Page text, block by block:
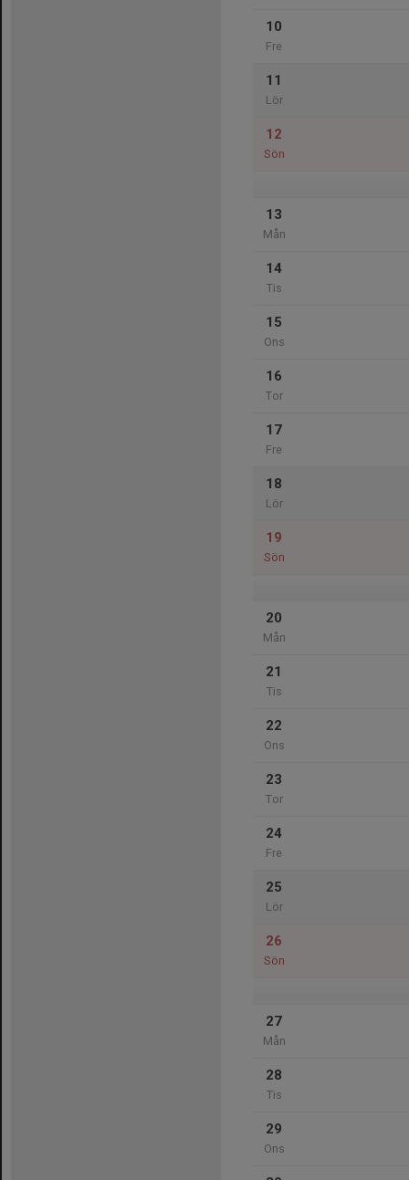
10
Fre
11
Lör
12
Sön
13
Mån
14
Tis
15
Ons
16
Tor
17
Fre
18
Lör
19
Sön
20
Mån
21
Tis
22
Ons
23
Tor
24
Fre
25
Lör
26
Sön
27
Mån
28
Tis
29
Ons